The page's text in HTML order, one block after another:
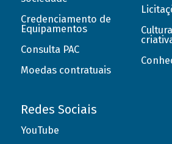
Credenciamento de
Equipamentos
Consulta PAC
Moedas contratuais
Redes Sociais
YouTube